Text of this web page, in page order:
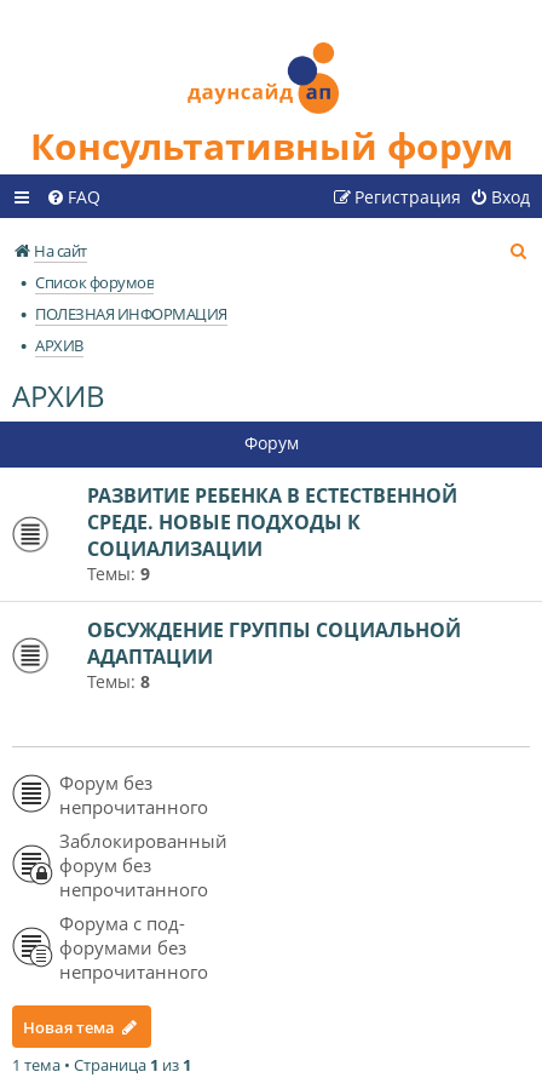
Консультативный форум
FAQ Вход
Регистрация
На сайт
Список форумов
ПОЛЕЗНАЯ ИНФОРМАЦИЯ
АРХИВ
АРХИВ
Форум
РАЗВИТИЕ РЕБЕНКА В ЕСТЕСТВЕННОЙ
СРЕДЕ. НОВЫЕ ПОДХОДЫ К
СОЦИАЛИЗАЦИИ
Темы: 9
ОБСУЖДЕНИЕ ГРУППЫ СОЦИАЛЬНОЙ
АДАПТАЦИИ
Темы: 8
Форум без
непрочитанного
Заблокированный
форум без
непрочитанного
Форума с под-
форумами без
непрочитанного
Новая тема
1 тема • Страница 1 из 1